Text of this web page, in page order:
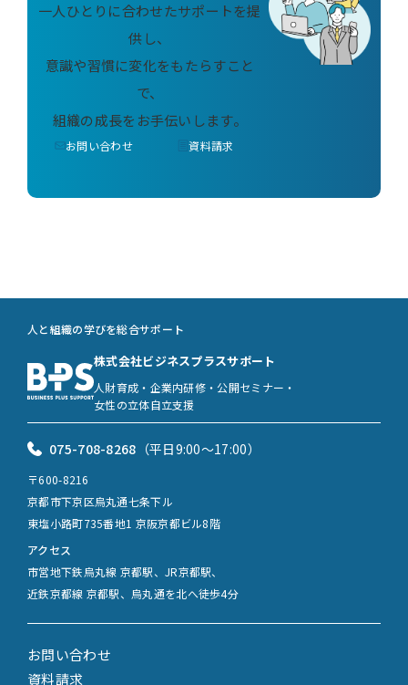
一人ひとりに合わせたサポートを提
供し、
意識や習慣に変化をもたらすこと
で、
組織の成長をお手伝いします。
お問い合わせ 資料請求
お問い合わせ
資料請求
人と組織の学びを総合サポート
株式会社ビジネスプラスサポート
人財育成・企業内研修・公開セミナー・
女性の立体自立支援
075-708-8268 （平日9:00〜17:00）
〒600-8216
京都市下京区烏丸通七条下ル
東塩小路町735番地1 京阪京都ビル8階
アクセス
市営地下鉄烏丸線 京都駅、JR京都駅、
近鉄京都線 京都駅、烏丸通を北へ徒歩4分